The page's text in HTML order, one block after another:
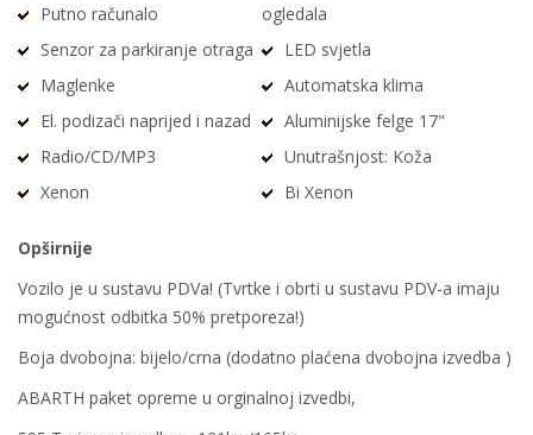
Putno računalo
ogledala
Senzor za parkiranje otraga
LED svjetla
Maglenke
Automatska klima
El. podizači naprijed i nazad
Aluminijske felge 17"
Radio/CD/MP3
Unutrašnjost: Koža
Xenon
Bi Xenon
Opširnije
Vozilo je u sustavu PDVa! (Tvrtke i obrti u sustavu PDV-a imaju
mogućnost odbitka 50% pretporeza!)
Boja dvobojna: bijelo/crna (dodatno plaćena dvobojna izvedba )
ABARTH paket opreme u orginalnoj izvedbi,